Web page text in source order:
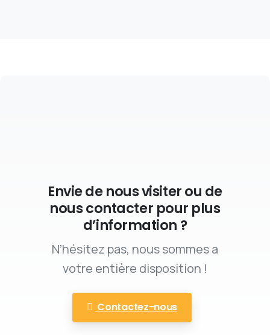
Envie de nous visiter ou de
nous contacter pour plus
d’information ?
N’hésitez pas, nous sommes a
votre entière disposition !
Contactez-nous